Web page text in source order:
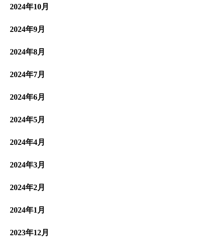
2024年10月
2024年9月
2024年8月
2024年7月
2024年6月
2024年5月
2024年4月
2024年3月
2024年2月
2024年1月
2023年12月